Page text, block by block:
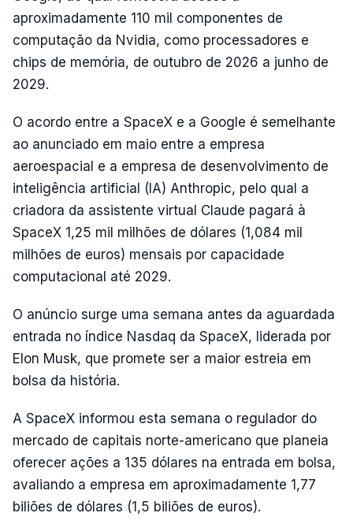
aproximadamente 110 mil componentes de
computação da Nvidia, como processadores e
chips de memória, de outubro de 2026 a junho de
2029.
O acordo entre a SpaceX e a Google é semelhante
ao anunciado em maio entre a empresa
aeroespacial e a empresa de desenvolvimento de
inteligência artificial (IA) Anthropic, pelo qual a
criadora da assistente virtual Claude pagará à
SpaceX 1,25 mil milhões de dólares (1,084 mil
milhões de euros) mensais por capacidade
computacional até 2029.
O anúncio surge uma semana antes da aguardada
entrada no índice Nasdaq da SpaceX, liderada por
Elon Musk, que promete ser a maior estreia em
bolsa da história.
A SpaceX informou esta semana o regulador do
mercado de capitais norte-americano que planeia
oferecer ações a 135 dólares na entrada em bolsa,
avaliando a empresa em aproximadamente 1,77
biliões de dólares (1,5 biliões de euros).